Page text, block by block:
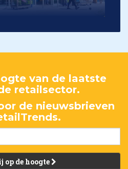
van de laatste
retailsector.
de nieuwsbrieven
op de hoogte